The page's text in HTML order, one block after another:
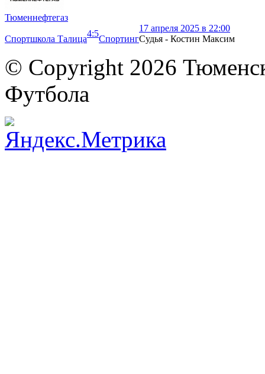
Тюменнефтегаз
Спортшкола Талица
4:5
Спортинг
17 апреля 2025 в 22:00
Судья - Костин Максим
© Copyright 2026
Футбола